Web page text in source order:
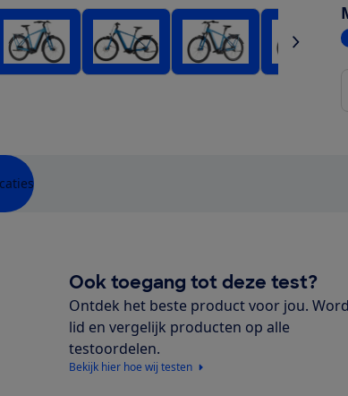
Ook toegang tot deze test?
Ontdek het beste product voor jou.
lid en vergelijk producten op alle
testoordelen.
Bekijk hier hoe wij testen